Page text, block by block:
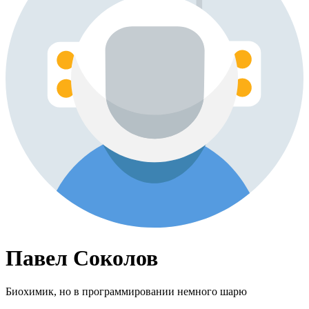
Павел Соколов
Биохимик, но в программировании немного шарю